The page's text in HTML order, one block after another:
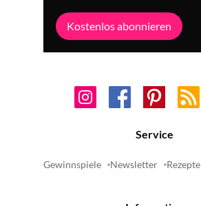
Kostenlos abonnieren
Service
Gewinnspiele Newsletter Rezepte